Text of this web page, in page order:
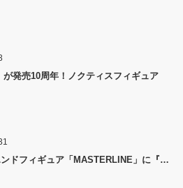
が発売10周年！ノクティスフィギュア
ドフィギュア「MASTERLINE」に『…